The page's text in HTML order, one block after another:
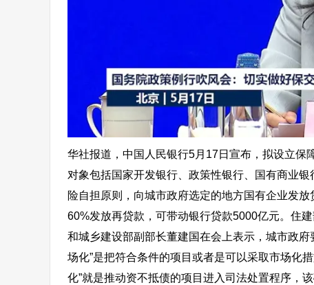
华社报道，中国人民银行5月17日宣布，拟设立保
对象包括国家开发银行、政策性银行、国有商业
险自担原则，向城市政府选定的地方国有企业发
60%发放再贷款， 可带动银行贷款5000亿元。 住
和城乡建设部副部长董建国在会上表示，城市政
场化”是把符合条件的项目或者是可以采取市场化
化”就是推动资不抵债的项目进入司法处置程序，